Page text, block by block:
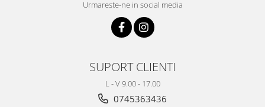
Urmareste-ne in social media
SUPORT CLIENTI
L - V 9.00 - 17.00
0745363436